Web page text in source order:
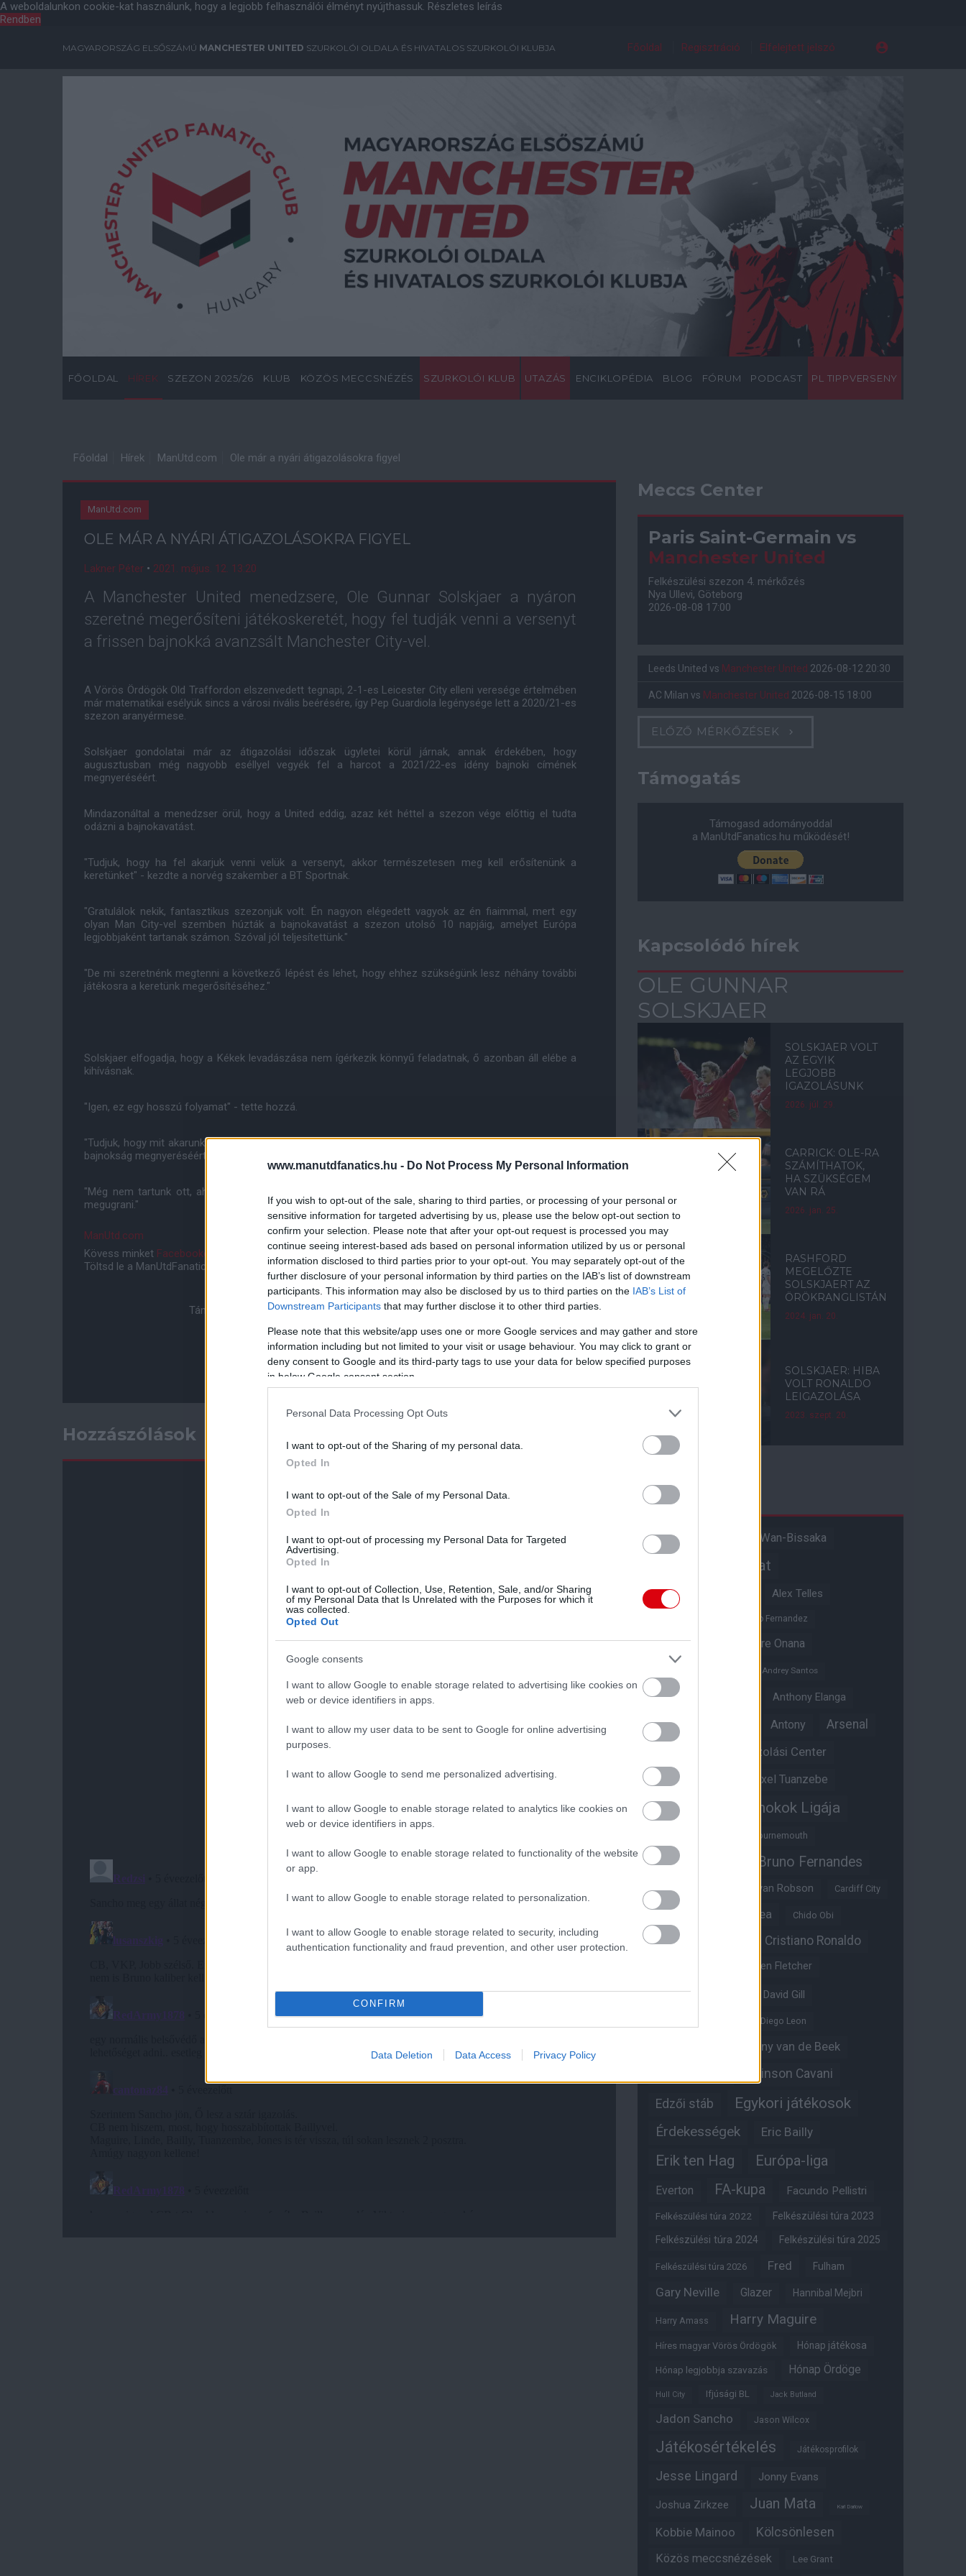
www.manutdfanatics.hu - Do Not Process My Personal Information
If you wish to opt-out of the sale, sharing to third parties, or processing of your personal or
sensitive information for targeted advertising by us, please use the below opt-out section to
confirm your selection. Please note that after your opt-out request is processed you may
continue seeing interest-based ads based on personal information utilized by us or personal
information disclosed to third parties prior to your opt-out. You may separately opt-out of the
further disclosure of your personal information by third parties on the IAB’s list of downstream
participants. This information may also be disclosed by us to third parties on the IAB’s List of
Downstream Participants that may further disclose it to other third parties.
Please note that this website/app uses one or more Google services and may gather and store
information including but not limited to your visit or usage behaviour. You may click to grant or
deny consent to Google and its third-party tags to use your data for below specified purposes
in below Google consent section.
Personal Data Processing Opt Outs
I want to opt-out of the Sharing of my personal data.
Opted In
I want to opt-out of the Sale of my Personal Data.
Opted In
I want to opt-out of processing my Personal Data for Targeted
Advertising.
Opted In
I want to opt-out of Collection, Use, Retention, Sale, and/or Sharing
of my Personal Data that Is Unrelated with the Purposes for which it
was collected.
Opted Out
Google consents
I want to allow Google to enable storage related to advertising like cookies on
web or device identifiers in apps.
I want to allow my user data to be sent to Google for online advertising
purposes.
I want to allow Google to send me personalized advertising.
I want to allow Google to enable storage related to analytics like cookies on
web or device identifiers in apps.
I want to allow Google to enable storage related to functionality of the website
or app.
I want to allow Google to enable storage related to personalization.
I want to allow Google to enable storage related to security, including
authentication functionality and fraud prevention, and other user protection.
CONFIRM
Data Deletion Data Access Privacy Policy
A weboldalunkon cookie-kat használunk, hogy a legjobb felhasználói élményt nyújthassuk. Részletes leírás
Rendben
MAGYARORSZÁG ELSŐSZÁMÚ MANCHESTER UNITED SZURKOLÓI OLDALA ÉS HIVATALOS SZURKOLÓI KLUBJA Főoldal Regisztráció Elfelejtett jelszó
FŐOLDAL HÍREK SZEZON 2025/26 KLUB KÖZÖS MECCSNÉZÉS SZURKOLÓI KLUB UTAZÁS ENCIKLOPÉDIA BLOG FÓRUM PODCAST PL TIPPVERSENY
Főoldal Hírek ManUtd.com Ole már a nyári átigazolásokra figyel
ManUtd.com
OLE MÁR A NYÁRI ÁTIGAZOLÁSOKRA FIGYEL
Lakner Péter • 2021. május. 12. 13:20
A Manchester United menedzsere, Ole Gunnar Solskjaer a nyáron
szeretné megerősíteni játékoskeretét, hogy fel tudják venni a versenyt
a frissen bajnokká avanzsált Manchester City-vel.
A Vörös Ördögök Old Traffordon elszenvedett tegnapi, 2-1-es Leicester City elleni veresége értelmében
már matematikai esélyük sincs a városi rivális beérésére, így Pep Guardiola legénysége lett a 2020/21-es
szezon aranyérmese.
Solskjaer gondolatai már az átigazolási időszak ügyletei körül járnak, annak érdekében, hogy
augusztusban még nagyobb eséllyel vegyék fel a harcot a 2021/22-es idény bajnoki címének
megnyeréséért.
Mindazonáltal a menedzser örül, hogy a United eddig, azaz két héttel a szezon vége előttig el tudta
odázni a bajnokavatást.
"Tudjuk, hogy ha fel akarjuk venni velük a versenyt, akkor természetesen meg kell erősítenünk a
keretünket" - kezdte a norvég szakember a BT Sportnak.
"Gratulálok nekik, fantasztikus szezonjuk volt. Én nagyon elégedett vagyok az én fiaimmal, mert egy
olyan Man City-vel szemben húzták a bajnokavatást a szezon utolsó 10 napjáig, amelyet Európa
legjobbjaként tartanak számon. Szóval jól teljesítettünk."
"De mi szeretnénk megtenni a következő lépést és lehet, hogy ehhez szükségünk lesz néhány további
játékosra a keretünk megerősítéséhez."
Solskjaer elfogadja, hogy a Kékek levadászása nem ígérkezik könnyű feladatnak, ő azonban áll elébe a
kihívásnak.
"Igen, ez egy hosszú folyamat" - tette hozzá.
"Tudjuk, hogy mit akarunk tenni. Szerintem mindenki tudja, mi pedig gratulálunk a Manchester City-nek a
bajnokság megnyeréséért. Ez az, ahol tartani akarunk."
"Még nem tartunk ott, ahova ők felhelyezték a lécet, de csak rajtunk múlik, hogy képesek leszünk-e
megugrani."
ManUtd.com
Kövess minket Facebookon InstagramonésYouTube-on is!
Töltsd le a ManUtdFanatics.hu mobil applikációtAndroidraésiOS-re!
Támogasd adományoddal a ManUtdFanatics.hu működését!
Hozzászólások
Meccs Center
Paris Saint-Germain vs
Manchester United
Felkészülési szezon 4. mérkőzés
Nya Ullevi, Göteborg
2026-08-08 17:00
Leeds United vs Manchester United 2026-08-12 20:30
AC Milan vs Manchester United 2026-08-15 18:00
ELŐZŐ MÉRKŐZÉSEK
Támogatás
Támogasd adományoddal
a ManUtdFanatics.hu működését!
Kapcsolódó hírek
OLE GUNNAR
SOLSKJAER
SOLSKJAER VOLT
AZ EGYIK
LEGJOBB
IGAZOLÁSUNK
2026. júl. 29.
CARRICK: OLE-RA
SZÁMÍTHATOK,
HA SZÜKSÉGEM
VAN RÁ
2026. jan. 25.
RASHFORD
MEGELŐZTE
SOLSKJAERT AZ
ÖRÖKRANGLISTÁN
2024. jan. 20.
SOLSKJAER: HIBA
VOLT RONALDO
LEIGAZOLÁSA
2023. szept. 20.
Címkék
A hangadó Aaron Wan-Bissaka
Akadémiai csapat
Alejandro Garnacho Alex Telles
Alvaro Fernandez
Amad Diallo
Andre Onana
Andrey Santos
Angol válogatott Anthony Elanga
Anthony Martial Antony Arsenal
Átigazolási Center
Átigazolások Axel Tuanzebe
Ayden Heaven Bajnokok Ligája
Bournemouth
Brandon Williams Bruno Fernandes
Bryan Mbeumo Bryan Robson Cardiff City
Casemiro Chelsea Chido Obi
Christian Eriksen Cristiano Ronaldo
Darren Fletcher
David De Gea David Gill
Diego Leon
Donny van de Beek
Edinson Cavani
Edzői stáb Egykori játékosok
Érdekességek Eric Bailly
Erik ten Hag Európa-liga
Everton FA-kupa Facundo Pellistri
Felkészülési túra 2022 Felkészülési túra 2023
Felkészülési túra 2024 Felkészülési túra 2025
Felkészülési túra 2026 Fred Fulham
Gary Neville Glazer Hannibal Mejbri
Harry Amass Harry Maguire
Híres magyar Vörös Ördögök Hónap játékosa
Hónap legjobbja szavazás Hónap Ördöge
Hull City Ifjúsági BL Jack Butland
Jadon Sancho Jason Wilcox
Játékosértékelés Játékosprofilok
Jesse Lingard Jonny Evans
Joshua Zirkzee Juan Mata Karl Darlow
Kobbie Mainoo Kölcsönlesen
Közös meccsnézések Lee Grant